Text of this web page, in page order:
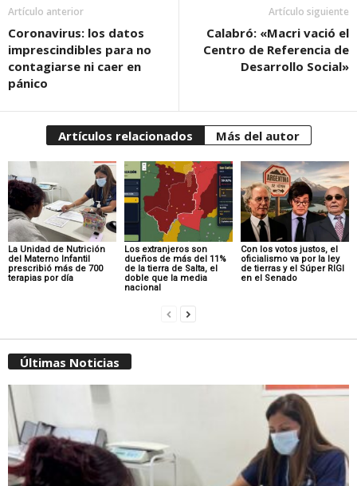
Artículo anterior
Coronavirus: los datos
imprescindibles para no
contagiarse ni caer en
pánico
Artículo siguiente
Calabró: «Macri vació el
Centro de Referencia de
Desarrollo Social»
Artículos relacionados Más del autor
La Unidad de Nutrición
del Materno Infantil
prescribió más de 700
terapias por día
Los extranjeros son
dueños de más del 11%
de la tierra de Salta, el
doble que la media
nacional
Con los votos justos, el
oficialismo va por la ley
de tierras y el Súper RIGI
en el Senado
Últimas Noticias